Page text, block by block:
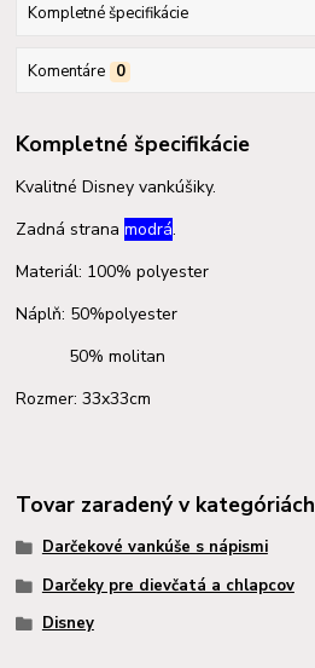
Kompletné špecifikácie
Komentáre 0
Kompletné špecifikácie
Kvalitné Disney vankúšiky.
Zadná stranamodrá.
Materiál: 100% polyester
Náplň: 50%polyester
50% molitan
Rozmer: 33x33cm
Tovar zaradený v kategóriách
Darčekové vankúše s nápismi
Darčeky pre dievčatá a chlapcov
Disney